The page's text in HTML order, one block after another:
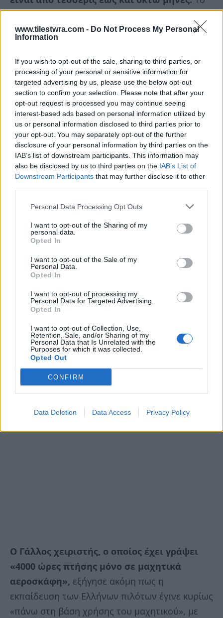
www.tilestwra.com - Do Not Process My Personal
Information
If you wish to opt-out of the sale, sharing to third parties, or
processing of your personal or sensitive information for
targeted advertising by us, please use the below opt-out
section to confirm your selection. Please note that after your
opt-out request is processed you may continue seeing
interest-based ads based on personal information utilized by
us or personal information disclosed to third parties prior to
your opt-out. You may separately opt-out of the further
disclosure of your personal information by third parties on the
IAB’s list of downstream participants. This information may
also be disclosed by us to third parties on the IAB’s List of
Downstream Participants that may further disclose it to other
Personal Data Processing Opt Outs
I want to opt-out of the Sharing of my
personal data.
Opted In
I want to opt-out of the Sale of my
Personal Data.
Opted In
I want to opt-out of processing my
Personal Data for Targeted Advertising.
Opted In
I want to opt-out of Collection, Use,
Retention, Sale, and/or Sharing of my
Personal Data that Is Unrelated with the
Purposes for which it was collected.
Opted Out
CONFIRM
Data Deletion Data Access Privacy Policy
διάστημα βέβαια είναι και κάτι που εξαρτάται
και από το πώς ακριβώς θα χρησιμοποιούν
Rafale», εξήγησε ο ειδικός πιλότος
εκπαίδευσης, όταν ρωτήθηκε για τον χρόνο
μέσα στον οποίο ένας χειριστής μπορεί να
«κατακτήσει» τα μυστικά ενός τέτοιου
μαχητικού.
«Στην πραγματικότητα υπάρχει ένας
καθορισμός των πτήσεων με βάση
συμβόλαιο, οπότε δεν τίθεται θέμα
περισσότερων ή λιγότερων πτήσεων»,
σημείωσε, εξηγώντας πως στην περίπτωση των
Ελλήνωνπιλότων«η εκπαίδευση ήταν κάτι
πολύ εύκολο» καθώς «ο τρόπος σκέψης και
δουλειάς των Ελλήνων ήταν πολύ κοντά στον
γαλλικό, οπότε η εκπαίδευση ήταν πολύ
εύκολη»
Ο Γάλλος χειριστής, ο οποίος έχει γράψει
«4000 ώρες πτήσης μόνο σε μαχητικά
αεροσκάφη», εξήγησε ακόμη πως η
εκπαίδευση των Ελλήνων πιλότων έγινε κυρίως
«πάνω στη βάση χρήσης του μαχητικού», με